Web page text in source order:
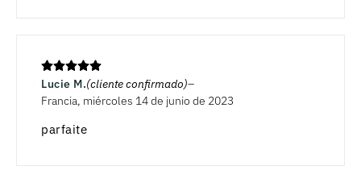
Lucie M.(cliente confirmado)
Francia, miércoles 14 de junio de 2023
parfaite